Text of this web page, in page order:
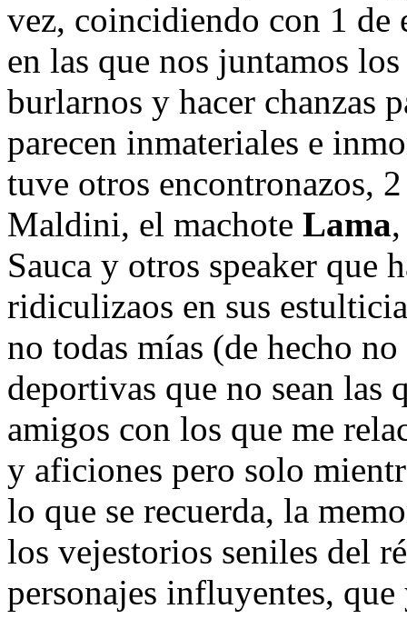
vez, coincidiendo con 1 de
en las que nos juntamos
burlarnos y hacer chanzas
parecen inmateriales e
tuve otros encontronazos,
Maldini, el machote Lama
Sauca y otros speaker que
ridiculizaos en sus
no todas mías (de hecho
deportivas que no sean las
amigos con los que me
y aficiones pero solo
lo que se recuerda, la
los vejestorios seniles del
personajes influyentes, que